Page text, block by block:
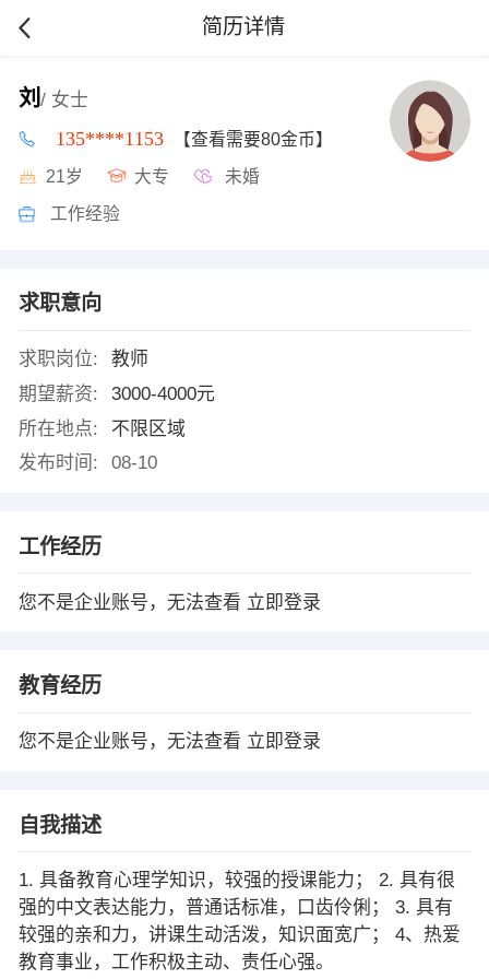
简历详情
刘 / 女士
135****1153 【查看需要80金币】
21岁 大专 未婚
工作经验
求职意向
求职岗位:
教师
期望薪资:
3000-4000元
所在地点:
不限区域
发布时间:
08-10
工作经历
您不是企业账号，无法查看 立即登录
教育经历
您不是企业账号，无法查看 立即登录
自我描述
1. 具备教育心理学知识，较强的授课能力； 2. 具有很
强的中文表达能力，普通话标准，口齿伶俐； 3. 具有
较强的亲和力，讲课生动活泼，知识面宽广； 4、热爱
教育事业，工作积极主动、责任心强。